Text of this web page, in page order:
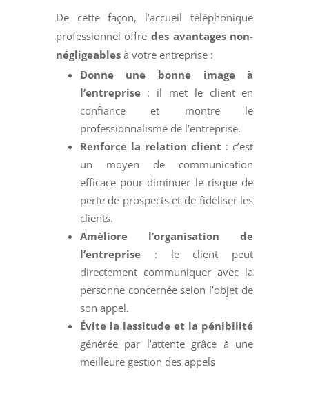
De cette façon, l’accueil téléphonique
professionnel offre des avantages non-
négligeablesà votre entreprise :
Donne une bonne image à
l’entreprise : il met le client en
confiance et montre le
professionnalisme de l’entreprise.
Renforce la relation client : c’est
un moyen de communication
efficace pour diminuer le risque de
perte de prospects et de fidéliser les
clients.
Améliore l’organisation de
l’entreprise : le client peut
directement communiquer avec la
personne concernée selon l’objet de
son appel.
Évite la lassitude et la pénibilité
générée par l’attente grâce à une
meilleure gestion des appels